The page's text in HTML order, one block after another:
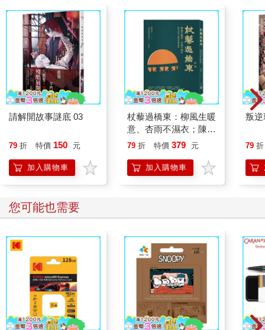
請解開故事謎底 03
79 折 特價 150 元
加入購物車
杖藜過橋東：柳風生暖
意、杏雨不濕衣；陳亮
恭談以心轉境的適齡漫
79 折 特價 379 元
加入購物車
叛逆
79 折
您可能也需要